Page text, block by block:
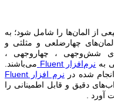
از المان‌ها را شامل شود؛ به
چهارضلعی و مثلثی و
شش‌وجهی ، چهاروجهی ،
به نرم‌افزار Fluent
می‌باشند.
شده در نرم افزار Fluent
دقیق و قابل اطمینانی را
آورد .